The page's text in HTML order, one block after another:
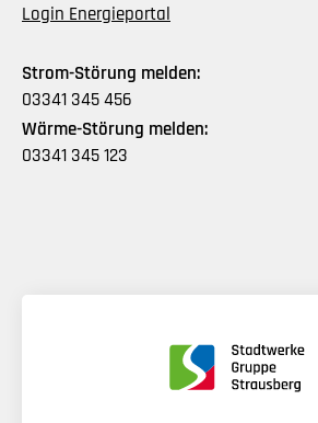
Login Energieportal
Strom-Störung melden:
03341 345 456
Wärme-Störung melden:
03341 345 123